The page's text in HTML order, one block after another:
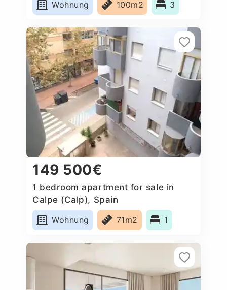
Wohnung 100m2 3
149 500€
1 bedroom apartment for sale in
Calpe (Calp), Spain
Wohnung
71m2 1